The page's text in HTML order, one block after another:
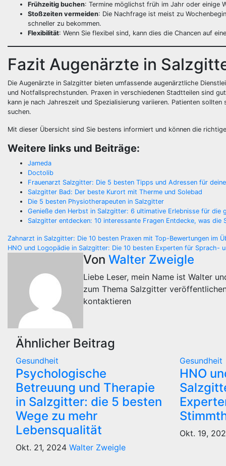
Frühzeitig buchen: Termine möglichst früh im Jahr oder einige
Stoßzeiten vermeiden: Die Nachfrage ist meist zu
schneller zu bekommen.
Flexibilität: Wenn Sie flexibel sind, kann dies die Chancen auf
Fazit Augenärzte in
Die Augenärzte in Salzgitter bieten umfassende augenärztliche
und Notfallsprechstunden. Praxen in verschiedenen Stadtteilen sind
kann je nach Jahreszeit und Spezialisierung variieren. Patienten
suchen.
Mit dieser Übersicht sind Sie bestens informiert und können die
Weitere links und Beiträge:
Jameda
Doctolib
Frauenarzt Salzgitter: Die 5 besten Tipps und Adressen für
Salzgitter Bad: Der beste Kurort mit Therme und Solebad
Die 5 besten Physiotherapeuten in Salzgitter
Genieße den Herbst in Salzgitter: 6 ultimative Erlebnisse für die
Salzgitter entdecken: 10 interessante Fragen Entdecke, was
Beitragsnavigation
Zahnarzt in Salzgitter: Die 10 besten Praxen mit Top-Bewertungen im
HNO und Logopädie in Salzgitter: Die 10 besten Experten für Sprach-
Von Walter Zweigle
Liebe Leser, mein Name ist Walter
zum Thema Salzgitter
kontaktieren
Ähnlicher Beitrag
Gesundheit
Psychologische
Betreuung und Therapie
in Salzgitter: die 5 besten
Wege zu mehr
Lebensqualität
Okt. 21, 2024 Walter Zweigle
Gesundheit
HNO
Okt. 19,